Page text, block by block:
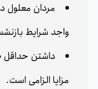
واجد شرایط
مزایا الزامی است.